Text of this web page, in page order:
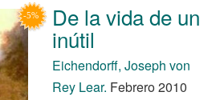
De la vida de un
inútil
Eichendorff, Joseph von
Rey Lear. Febrero 2010